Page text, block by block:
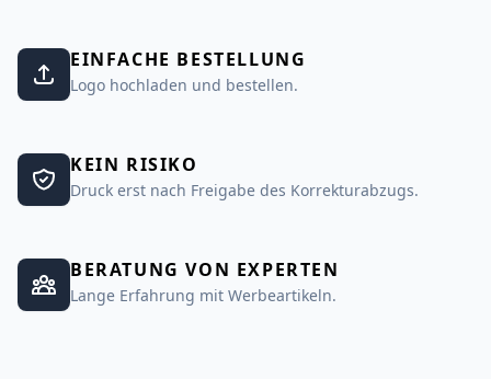
EINFACHE BESTELLUNG
Logo hochladen und bestellen.
KEIN RISIKO
Druck erst nach Freigabe des Korrekturabzugs.
BERATUNG VON EXPERTEN
Lange Erfahrung mit Werbeartikeln.